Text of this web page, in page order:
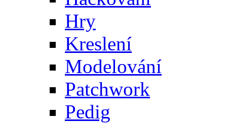
Hry
Kreslení
Modelování
Patchwork
Pedig